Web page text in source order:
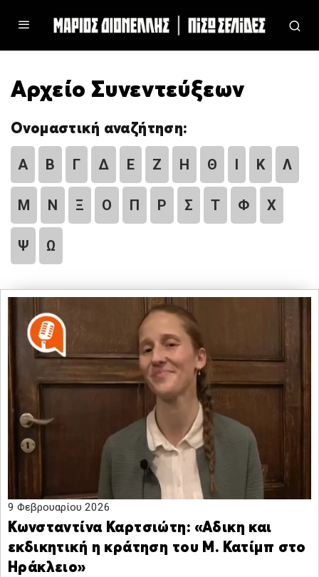
Αρχείο Συνεντεύξεων
Ονομαστική αναζήτηση:
Α Β Γ Δ Ε Ζ Η Θ Ι Κ Λ
Μ Ν Ξ Ο Π Ρ Σ Τ Φ Χ
Ψ Ω
9 Φεβρουαρίου 2026
Κωνσταντίνα Καρτσιώτη: «Αδικη και
εκδικητική η κράτηση του Μ. Κατίμπ στο
Ηράκλειο»